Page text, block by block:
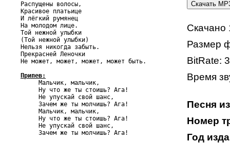
Распущены волосы,
Красивое платьице
И лёгкий румянец
На молодом лице.
Той нежной улыбки
(Той нежной улыбки)
Нельзя никогда забыть.
Прекрасней Леночки
Не может, может, может, может быть.
Припев:
Мальчик, мальчик,
     Ну что же ты стоишь? Ага!
     Не упускай свой шанс,
     Зачем же ты молчишь? Ага!
     Мальчик, мальчик,
     Ну что же ты стоишь? Ага!
     Не упускай свой шанс,
     Зачем же ты молчишь? Ага!
Скачано
Размер
BitRate:
Время
Песня
Номер
Год